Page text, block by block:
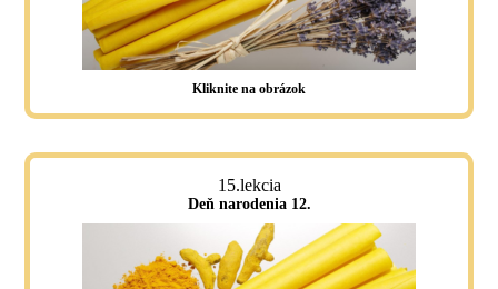
Kliknite na obrázok
15.lekcia
Deň narodenia 12.